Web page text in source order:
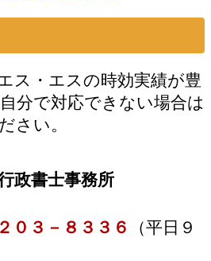
ス・エスの時効実績が豊
分で対応できない場合は
さい。
政書士事務所
０３－８３３６
（平日９